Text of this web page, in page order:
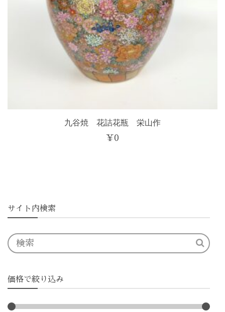
九谷焼 花詰花瓶 栄山作
¥0
サイト内検索
価格で絞り込み